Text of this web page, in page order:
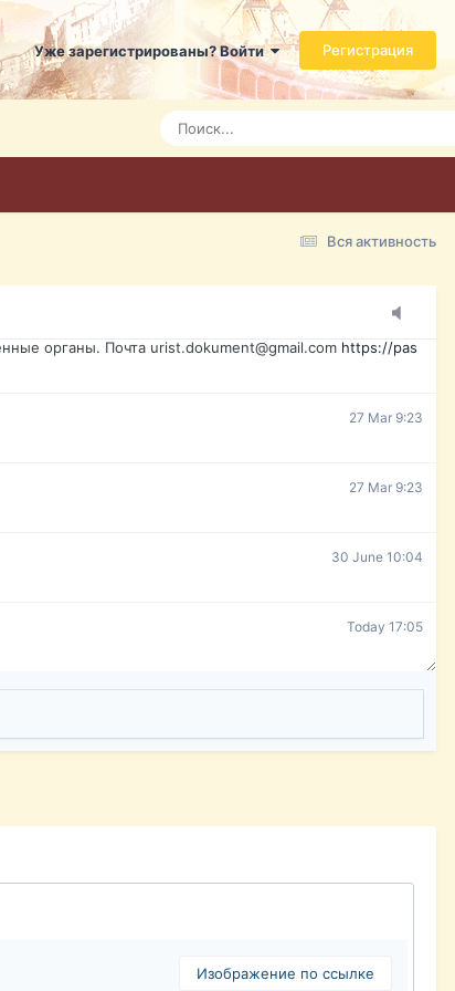
Уже зарегистрированы? Войти Регистрация
Вся активность
даже ребенок. Быстрое оформление договора с
7 Mar 3:21
7 Mar 3:24
7 Mar 3:28
15 Mar 16:47
органы. Почта urist.dokument@gmail.com https://pas
27 Mar 9:23
27 Mar 9:23
30 June 10:04
Today 17:05
Изображение по ссылке